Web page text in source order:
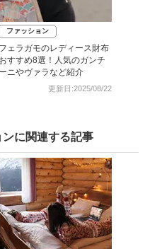
ファッション
フェラガモのレディース財布
おすすめ8選！人気のガンチ
ーニやヴァラなど紹介
更新日:2025/08/22
に関連する記事